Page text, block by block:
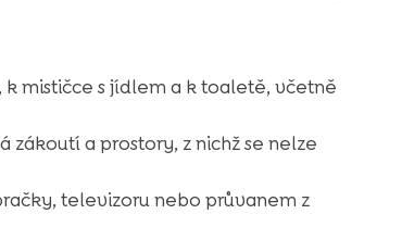
mističce s jídlem a k toaletě, včetně
a prostory, z nichž se nelze
televizoru nebo průvanem z